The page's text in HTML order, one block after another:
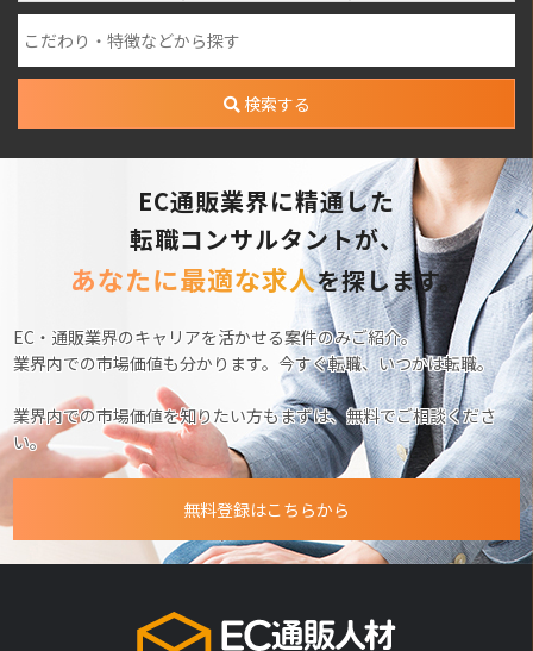
検索する
EC通販業界に精通した
転職コンサルタントが、
あなたに最適な求人を探します。
EC・通販業界のキャリアを活かせる案件のみご紹介。
業界内での市場価値も分かります。今すぐ転職、いつかは転職。
業界内での市場価値を知りたい方もまずは、無料でご相談くださ
い。
無料登録はこちらから